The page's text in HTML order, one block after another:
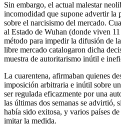
Sin embargo, el actual malestar
incomodidad que supone advertir la
sobre el narcisismo del mercado.
al Estado de Wuhan (donde viven
método para impedir la difusión de
libre mercado catalogaron dicha
muestra de autoritarismo inútil e
La cuarentena, afirmaban quienes
imposición arbitraria e inútil sobre
ser regulada eficazmente por una
las últimas dos semanas se advirtió,
había sido exitosa, y varios países
imitar la medida.